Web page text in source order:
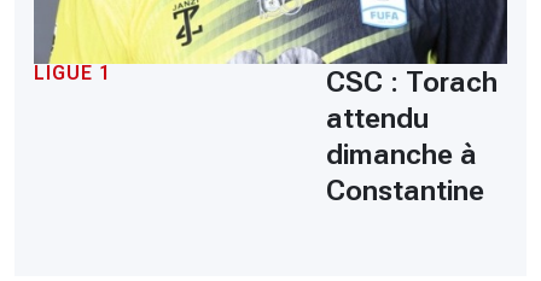
LIGUE 1
CSC : Torach
attendu
dimanche à
Constantine